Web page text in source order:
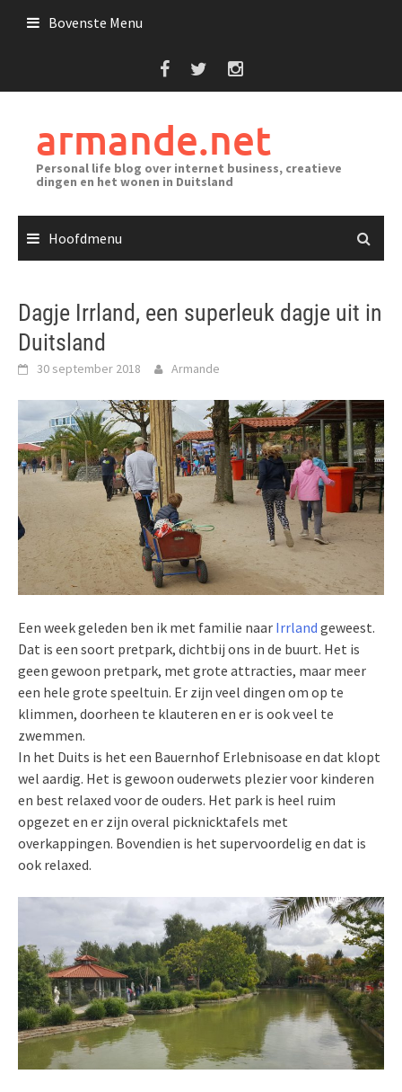
Bovenste Menu
armande.net
Personal life blog over internet business, creatieve
dingen en het wonen in Duitsland
Hoofdmenu
Dagje Irrland, een superleuk dagje uit in
Duitsland
30 september 2018 Armande
Een week geleden ben ik met familie naar Irrland geweest.
Dat is een soort pretpark, dichtbij ons in de buurt. Het is
geen gewoon pretpark, met grote attracties, maar meer
een hele grote speeltuin. Er zijn veel dingen om op te
klimmen, doorheen te klauteren en er is ook veel te
zwemmen.
In het Duits is het een Bauernhof Erlebnisoase en dat klopt
wel aardig. Het is gewoon ouderwets plezier voor kinderen
en best relaxed voor de ouders. Het park is heel ruim
opgezet en er zijn overal picknicktafels met
overkappingen. Bovendien is het supervoordelig en dat is
ook relaxed.